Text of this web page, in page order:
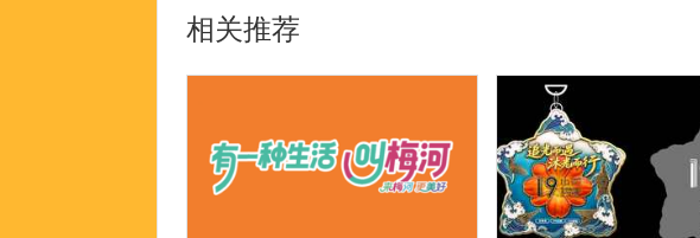
相关推荐